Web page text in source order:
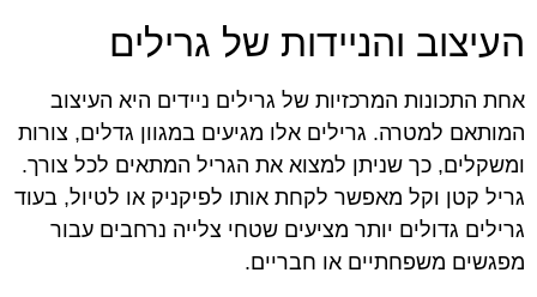
העיצוב והניידות של גרילים
אחת התכונות המרכזיות של גרילים ניידים היא העיצוב
המותאם למטרה. גרילים אלו מגיעים במגוון גדלים, צורות
ומשקלים, כך שניתן למצוא את הגריל המתאים לכל צורך.
גריל קטן וקל מאפשר לקחת אותו לפיקניק או לטיול, בעוד
גרילים גדולים יותר מציעים שטחי צלייה נרחבים עבור
מפגשים משפחתיים או חבריים.